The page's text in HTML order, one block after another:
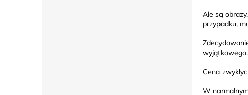
Ale są
przypadku,
Cena
W